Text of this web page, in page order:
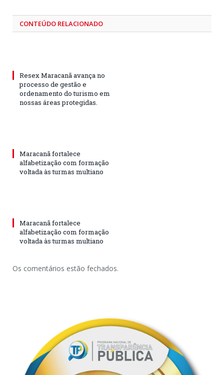
CONTEÚDO RELACIONADO
Resex Maracanã avança no
processo de gestão e
ordenamento do turismo em
nossas áreas protegidas.
Maracanã fortalece
alfabetização com formação
voltada às turmas multiano
Maracanã fortalece
alfabetização com formação
voltada às turmas multiano
Os comentários estão fechados.